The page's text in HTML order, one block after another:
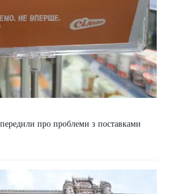
про проблеми з поставками